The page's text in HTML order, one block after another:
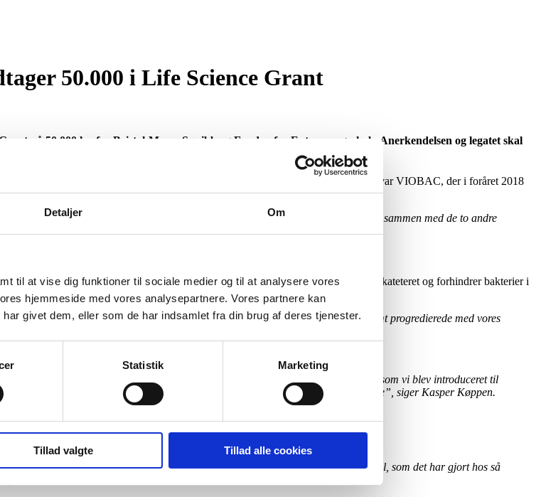
Detaljer Om
til at vise dig funktioner til sociale medier og til at analysere vores
hjemmeside med vores analysepartnere. Vores partnere kan
givet dem, eller som de har indsamlet fra din brug af deres tjenester.
Statistik Marketing
Tillad valgte Tillad alle cookies
50.000 i Life Science Grant
på 50.000 kr. fra Bristol-Myers Squibb og Fonden for Entreprenørskab. Anerkendelsen og legatet skal
kr. til den fortsatte udvikling af deres forretningsideer. Det ene af de teams var VIOBAC, der i foråret 2018
og idéudvikling”, siger medicinstuderende Kasper Køppen, der står bag VIOBAC sammen med de to andre
urinvejsinfektioner, når de anvender kateter. Løsningen er et device, der sættes på kateteret og forhindrer bakterier i
til at komme i gang med projektet, og de faste mødedage gjorde, at vi langsomt progredierede med vores
tidlige forbindelser ved networking sessioner. Bl.a. opskriften på den gode pitch, som vi blev introduceret til
samt i ansøgningen af Life Science Grant, som vi jo endte med at vinde”, siger Kasper Køppen.
Universitet uddeler Life Science Grant.
og jeg håber, at mikrolegaterne kan være med til at gøre en forskel, som det har gjort hos så
til